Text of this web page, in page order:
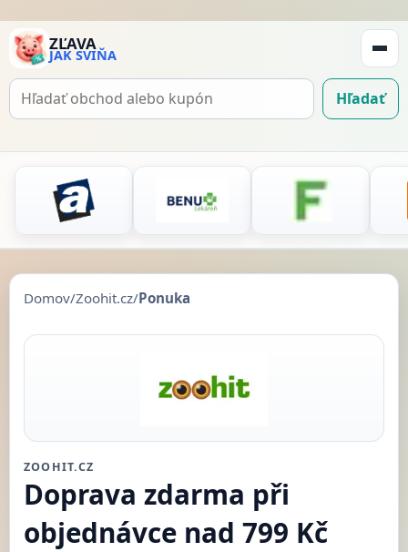
ZĽAVA
JAK SVIŇA
Hľadať
Hľadať
Domov/Zoohit.cz/Ponuka
ZOOHIT.CZ
Doprava zdarma při
objednávce nad 799 Kč